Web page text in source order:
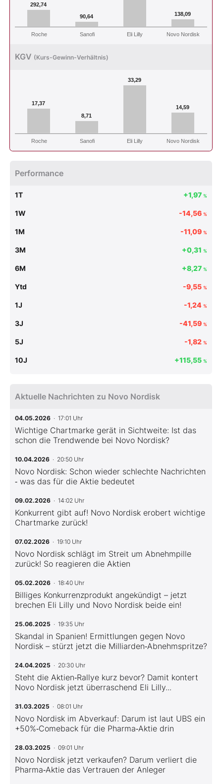
292,74
90,64
138,09
Roche Sanofi Eli Lilly Novo Nordisk
KGV (Kurs-Gewinn-Verhältnis)
17,37
8,71
33,29
14,59
Roche Sanofi Eli Lilly Novo Nordisk
Performance
1T +1,97 %
1W -14,56 %
1M -11,09 %
3M +0,31 %
6M +8,27 %
Ytd -9,55 %
1J -1,24 %
3J -41,59 %
5J -1,82 %
10J +115,55 %
Aktuelle Nachrichten zu Novo Nordisk
04.05.2026 · 17:01 Uhr
Wichtige Chartmarke gerät in Sichtweite: Ist das
schon die Trendwende bei Novo Nordisk?
10.04.2026 · 20:50 Uhr
Novo Nordisk: Schon wieder schlechte Nachrichten
‑ was das für die Aktie bedeutet
09.02.2026 · 14:02 Uhr
Konkurrent gibt auf! Novo Nordisk erobert wichtige
Chartmarke zurück!
07.02.2026 · 19:10 Uhr
Novo Nordisk schlägt im Streit um Abnehmpille
zurück! So reagieren die Aktien
05.02.2026 · 18:40 Uhr
Billiges Konkurrenzprodukt angekündigt – jetzt
brechen Eli Lilly und Novo Nordisk beide ein!
25.06.2025 · 19:35 Uhr
Skandal in Spanien! Ermittlungen gegen Novo
Nordisk – stürzt jetzt die Milliarden‑Abnehmspritze?
24.04.2025 · 20:30 Uhr
Steht die Aktien‑Rallye kurz bevor? Damit kontert
Novo Nordisk jetzt überraschend Eli Lilly...
31.03.2025 · 08:01 Uhr
Novo Nordisk im Abverkauf: Darum ist laut UBS ein
+50%‑Comeback für die Pharma‑Aktie drin
28.03.2025 · 09:01 Uhr
Novo Nordisk jetzt verkaufen? Darum verliert die
Pharma‑Aktie das Vertrauen der Anleger